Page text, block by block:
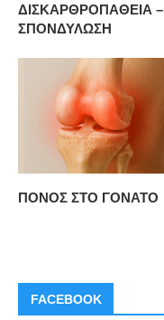
ΔΙΣΚΑΡΘΡΟΠΑΘΕΙΑ –
ΣΠΟΝΔΥΛΩΣΗ
ΠΟΝΟΣ ΣΤΟ ΓΟΝΑΤΟ
FACEBOOK